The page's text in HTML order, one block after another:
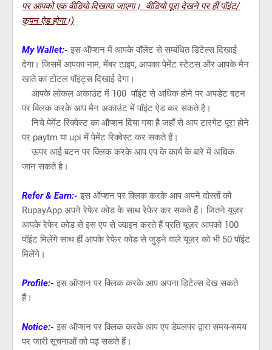
पर आपको एक वीडियो दिखाया जाएगा। वीडियो पूरा देखने पर हीं पॉइंट/
कूपन ऐड होगा।)
My Wallet:- इस ऑप्शन में आपके वॉलेट से सम्बंधित डिटेल्स दिखाई
देगा। जिसमें आपका नाम, मेंबर टाइप, आपका पेमेंट स्टेटस और आपके मैन
खाते का टोटल पॉइंट्स दिखाई देगा।
आपके लोकल अकाउंट में 100 पॉइंट से अधिक होने पर अपडेट बटन
पर क्लिक करके आप मैन अकाउंट में पॉइंट ऐड कर सकते है।
निचे पेमेंट रिक्वेस्ट का ऑप्शन दिया गया है जहाँ से आप टारगेट पूरा होने
पर paytm या upi में पेमेंट रिक्वेस्ट कर सकते हैं।
ऊपर आई बटन पर क्लिक करके आप एप के कार्य के बारे में अधिक
जान सकते है।
Refer & Earn:- इस ऑप्शन पर क्लिक करके आप अपने दोस्तों को
RupayApp अपने रेफेर कोड के साथ रेफेर कर सकते हैं। जितने यूज़र
आपके रेफेर कोड से इस एप से ज्वाइन करते हैं प्रति यूज़र आपको 100
पॉइंट मिलेंगे साथ हीं आपके रेफेर कोड से जुड़ने वाले यूज़र को भी 50 पॉइंट
मिलेंगे।
Profile:- इस ऑप्शन पर क्लिक करके आप अपना डिटेल्स देख सकते
हैं।
Notice:- इस ऑप्शन पर क्लिक करके आप एप डेवलपर द्वारा समय-समय
पर जारी सूचनाओं को पढ़ सकते हैं।